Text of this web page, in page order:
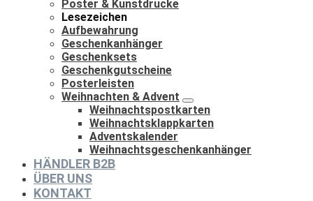
Poster & Kunstdrucke
Lesezeichen
Aufbewahrung
Geschenkanhänger
Geschenksets
Geschenkgutscheine
Posterleisten
Weihnachten & Advent
Weihnachtspostkarten
Weihnachtsklappkarten
Adventskalender
Weihnachtsgeschenkanhänger
HÄNDLER B2B
ÜBER UNS
KONTAKT